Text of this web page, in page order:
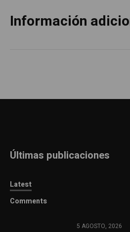
Información
Últimas publicaciones
Latest
Comments
5 AGOSTO, 2026